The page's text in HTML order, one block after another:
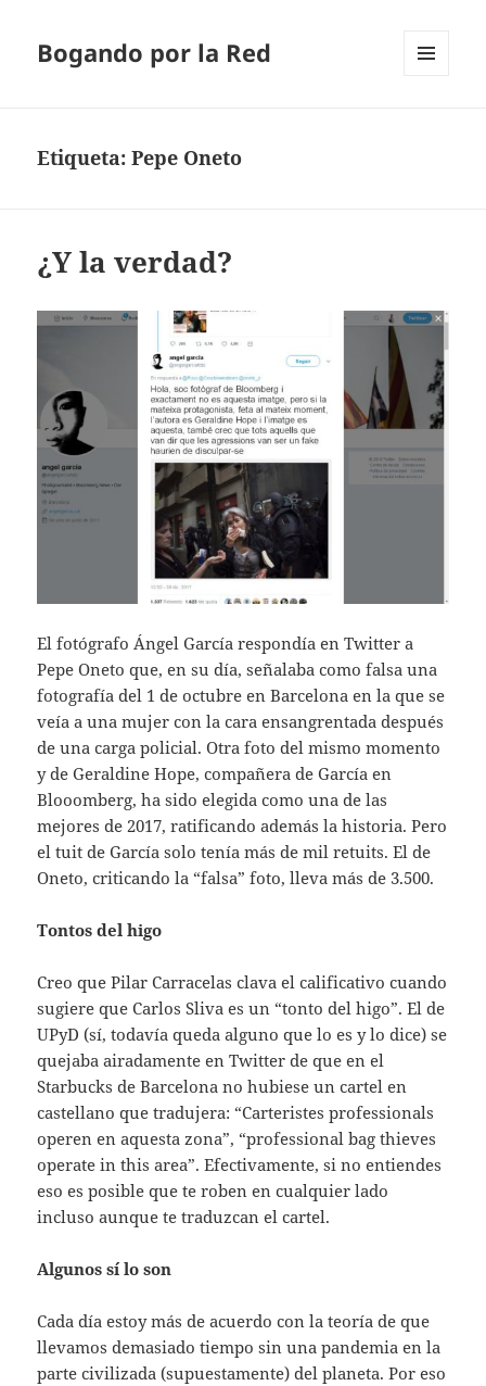
Bogando por la Red
Etiqueta:Pepe Oneto
¿Y la verdad?
El fotógrafo Ángel García respondía en Twitter a
Pepe Oneto que, en su día, señalaba como falsa una
fotografía del 1 de octubre en Barcelona en la que se
veía a una mujer con la cara ensangrentada después
de una carga policial. Otra foto del mismo momento
y de Geraldine Hope, compañera de García en
Blooomberg, ha sido elegida como una de las
mejores de 2017, ratificando además la historia. Pero
el tuit de García solo tenía más de mil retuits. El de
Oneto, criticando la “falsa” foto, lleva más de 3.500.
Tontos del higo
Creo que Pilar Carracelas clava el calificativo cuando
sugiere que Carlos Sliva es un “tonto del higo”. El de
UPyD (sí, todavía queda alguno que lo es y lo dice) se
quejaba airadamente en Twitter de que en el
Starbucks de Barcelona no hubiese un cartel en
castellano que tradujera: “Carteristes professionals
operen en aquesta zona”, “professional bag thieves
operate in this area”. Efectivamente, si no entiendes
eso es posible que te roben en cualquier lado
incluso aunque te traduzcan el cartel.
Algunos sí lo son
Cada día estoy más de acuerdo con la teoría de que
llevamos demasiado tiempo sin una pandemia en la
parte civilizada (supuestamente) del planeta. Por eso